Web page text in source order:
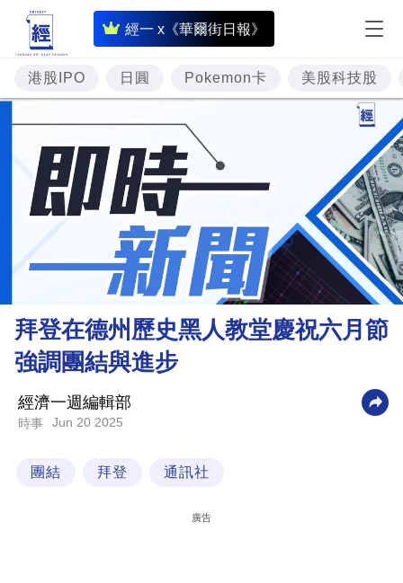
經一 x《華爾街日報》
即
時
財
經
專
題
投
資
樓
市
財
商
業
科
港股IPO 日圓 Pokemon卡 美股科技股
拜登在德州歷史黑人教堂慶祝六月節
強調團結與進步
經濟一週編輯部
時事 Jun 20 2025
團結 拜登 通訊社
廣告